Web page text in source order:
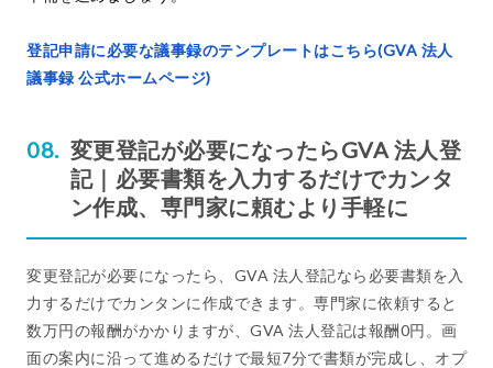
登記申請に必要な議事録のテンプレートはこちら(GVA 法人
議事録 公式ホームページ)
変更登記が必要になったらGVA 法人登
記｜必要書類を入力するだけでカンタ
ン作成、専門家に頼むより手軽に
変更登記が必要になったら、GVA 法人登記なら必要書類を入
力するだけでカンタンに作成できます。専門家に依頼すると
数万円の報酬がかかりますが、GVA 法人登記は報酬0円。画
面の案内に沿って進めるだけで最短7分で書類が完成し、オプ